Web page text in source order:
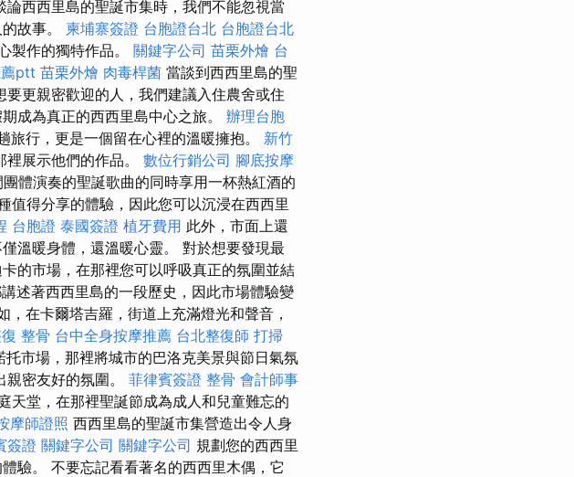
西西里島的聖誕市集時，我們不能忽視當
故事。 柬埔寨簽證 台胞證台北 台胞證台北
製作的獨特作品。 關鍵字公司 苗栗外燴 台
ptt 苗栗外燴 肉毒桿菌 當談到西西里島的聖
更親密歡迎的人，我們建議入住農舍或住
成為真正的西西里島中心之旅。 辦理台胞
旅行，更是一個留在心裡的溫暖擁抱。 新竹
展示他們的作品。 數位行銷公司 腳底按摩
體演奏的聖誕歌曲的同時享用一杯熱紅酒的
值得分享的體驗，因此您可以沉浸在西西里
台胞證 泰國簽證 植牙費用 此外，市面上還
溫暖身體，還溫暖心靈。 對於想要發現最
的市場，在那裡您可以呼吸真正的氛圍並結
述著西西里島的一段歷史，因此市場體驗變
，在卡爾塔吉羅，街道上充滿燈光和聲音，
整骨 台中全身按摩推薦 台北整復師 打掃
托市場，那裡將城市的巴洛克美景與節日氣氛
密友好的氛圍。 菲律賓簽證 整骨 會計師事
天堂，在那裡聖誕節成為成人和兒童難忘的
摩師證照 西西里島的聖誕市集營造出令人身
簽證 關鍵字公司 關鍵字公司 規劃您的西西里
驗。 不要忘記看看著名的西西里木偶，它